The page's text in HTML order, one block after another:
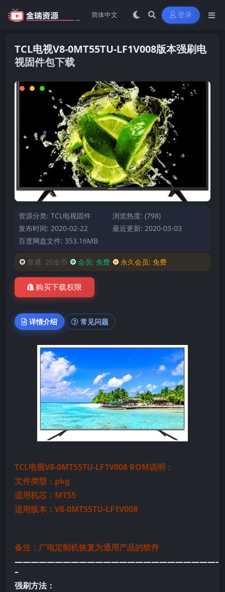
登录
TCL电视V8-0MT55TU-LF1V008版本强刷电
视固件包下载
资源分类: TCL电视固件
浏览热度: (798)
发布时间: 2020-02-22
最近更新: 2020-03-03
百度网盘文件: 353.16MB
普通: 20金币 会员: 免费 永久会员: 免费
购买下载权限
详情介绍 常见问题
TCL电视V8-0MT55TU-LF1V008 ROM说明：
文件类型：pkg
适用机芯：MT55
适用版本：V8-0MT55TU-LF1V008
备注：广电定制机恢复为通用产品的软件
–
强刷方法：